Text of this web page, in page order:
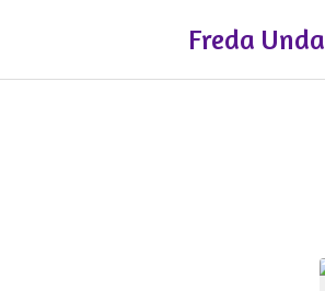
contenido
Freda Unda